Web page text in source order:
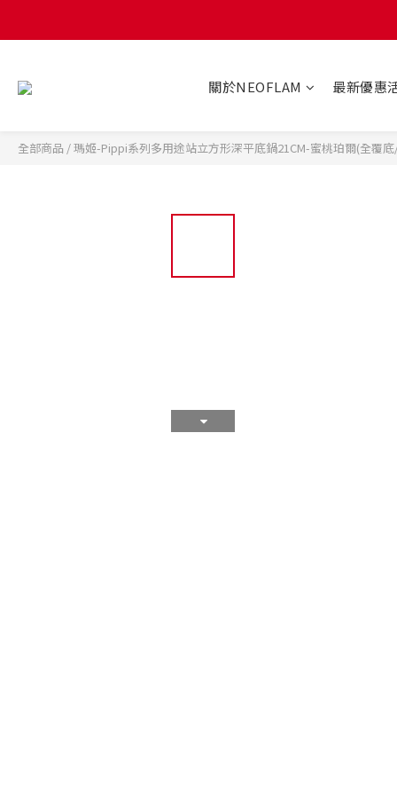
關於NEOFLAM 最新優惠
全部商品 /瑪姬-Pippi系列多用途站立方形深平底鍋21CM-蜜桃珀爾(全覆